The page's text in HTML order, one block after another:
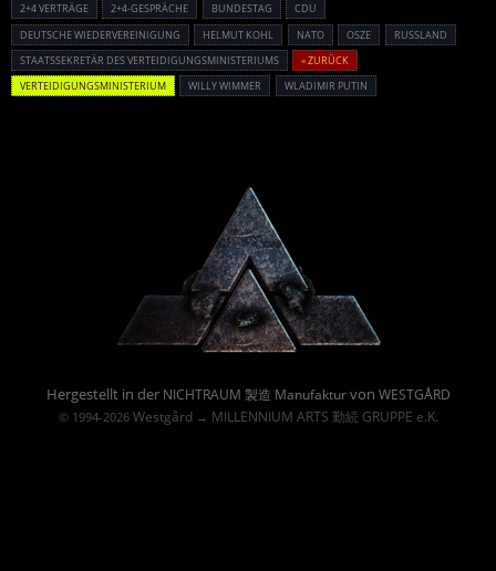
2+4 VERTRÄGE 2+4-GESPRÄCHE BUNDESTAG
CDU
DEUTSCHE WIEDERVEREINIGUNG
HELMUT KOHL NATO OSZE
RUSSLAND
STAATSSEKRETÄR DES VERTEIDIGUNGSMINISTERIUMS
« ZURÜCK
VERTEIDIGUNGSMINISTERIUM
WILLY WIMMER WLADIMIR PUTIN
Hergestellt in der NICHTRAUM 製造 Manufakturvon WESTGÅRD
© 1994-2026 Westgård→ MILLENNIUM ARTS 勤続 GRUPPE e.K.
Powered By :